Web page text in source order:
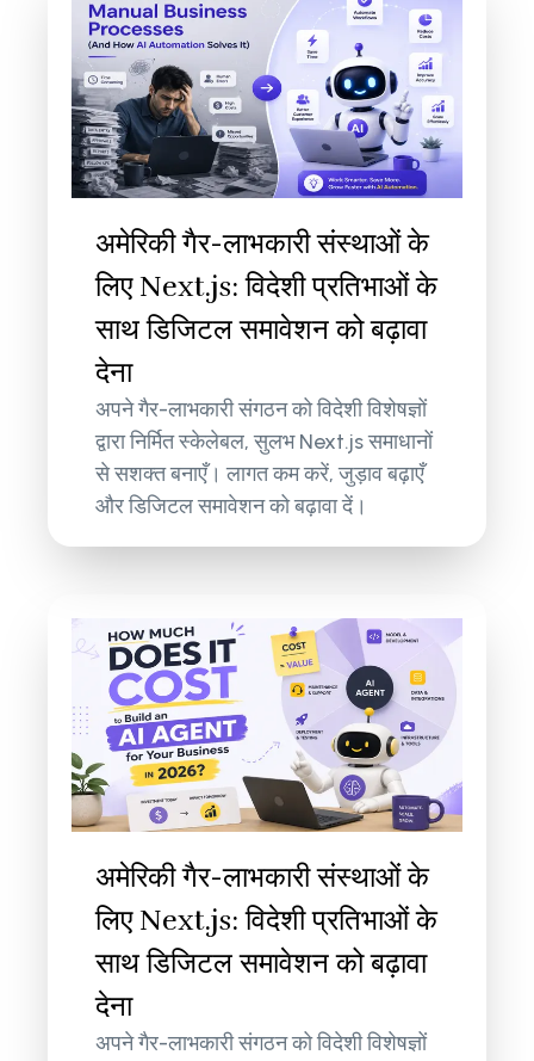
अमेरिकी गैर-लाभकारी संस्थाओं के
लिए Next.js: विदेशी प्रतिभाओं के
साथ डिजिटल समावेशन को बढ़ावा
देना
अपने गैर-लाभकारी संगठन को विदेशी विशेषज्ञों
द्वारा निर्मित स्केलेबल, सुलभ Next.js समाधानों
से सशक्त बनाएँ। लागत कम करें, जुड़ाव बढ़ाएँ
और डिजिटल समावेशन को बढ़ावा दें।
अमेरिकी गैर-लाभकारी संस्थाओं के
लिए Next.js: विदेशी प्रतिभाओं के
साथ डिजिटल समावेशन को बढ़ावा
देना
अपने गैर-लाभकारी संगठन को विदेशी विशेषज्ञों